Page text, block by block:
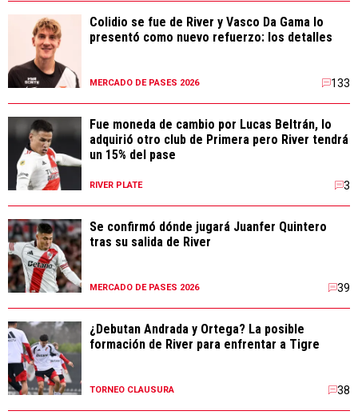
Colidio se fue de River y Vasco Da Gama lo
presentó como nuevo refuerzo: los detalles
MERCADO DE PASES 2026 133
Fue moneda de cambio por Lucas Beltrán, lo
adquirió otro club de Primera pero River tendrá
un 15% del pase
RIVER PLATE 3
Se confirmó dónde jugará Juanfer Quintero
tras su salida de River
MERCADO DE PASES 2026 39
¿Debutan Andrada y Ortega? La posible
formación de River para enfrentar a Tigre
TORNEO CLAUSURA 38